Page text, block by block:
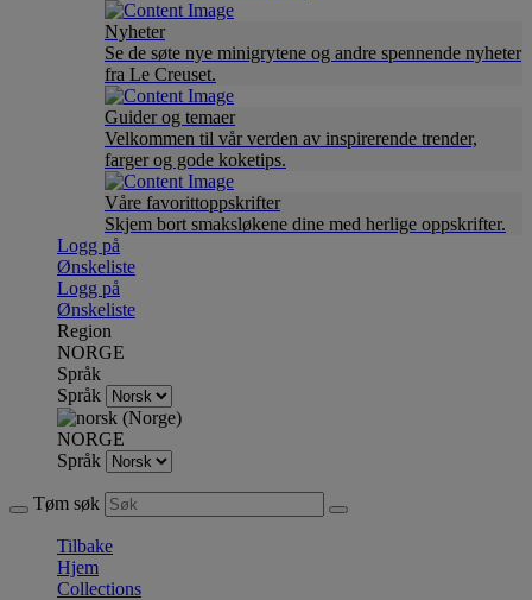
Nyheter
Se de søte nye minigrytene og andre spennende nyheter
fra Le Creuset.
Guider og temaer
Velkommen til vår verden av inspirerende trender,
farger og gode koketips.
Våre favorittoppskrifter
Skjem bort smaksløkene dine med herlige oppskrifter.
Logg på
Ønskeliste
Logg på
Ønskeliste
Region
NORGE
Språk
Språk
NORGE
Språk
Tøm søk
Tilbake
Hjem
Collections